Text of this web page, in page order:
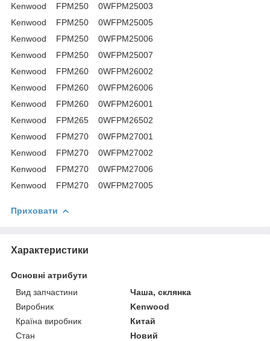
Kenwood FPM250 0WFPM25003
Kenwood FPM250 0WFPM25005
Kenwood FPM250 0WFPM25006
Kenwood FPM250 0WFPM25007
Kenwood FPM260 0WFPM26002
Kenwood FPM260 0WFPM26006
Kenwood FPM260 0WFPM26001
Kenwood FPM265 0WFPM26502
Kenwood FPM270 0WFPM27001
Kenwood FPM270 0WFPM27002
Kenwood FPM270 0WFPM27006
Kenwood FPM270 0WFPM27005
Приховати
Характеристики
Основні атрибути
Вид запчастини
Чаша, склянка
Виробник
Kenwood
Країна виробник
Китай
Стан
Новий